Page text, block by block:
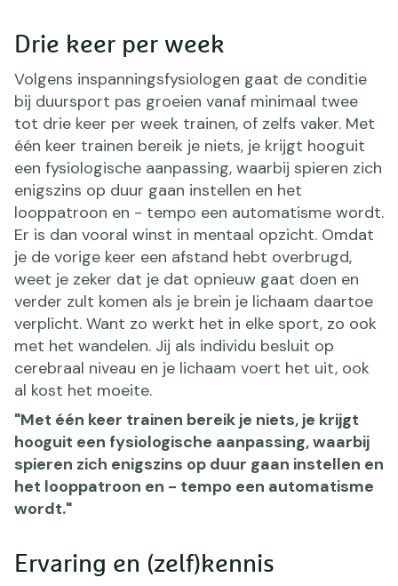
Drie keer per week
Volgens inspanningsfysiologen gaat de conditie
bij duursport pas groeien vanaf minimaal twee
tot drie keer per week trainen, of zelfs vaker. Met
één keer trainen bereik je niets, je krijgt hooguit
een fysiologische aanpassing, waarbij spieren zich
enigszins op duur gaan instellen en het
looppatroon en - tempo een automatisme wordt.
Er is dan vooral winst in mentaal opzicht. Omdat
je de vorige keer een afstand hebt overbrugd,
weet je zeker dat je dat opnieuw gaat doen en
verder zult komen als je brein je lichaam daartoe
verplicht. Want zo werkt het in elke sport, zo ook
met het wandelen. Jij als individu besluit op
cerebraal niveau en je lichaam voert het uit, ook
al kost het moeite.
"Met één keer trainen bereik je niets, je krijgt
hooguit een fysiologische aanpassing, waarbij
spieren zich enigszins op duur gaan instellen en
het looppatroon en - tempo een automatisme
wordt."
Ervaring en (zelf)kennis